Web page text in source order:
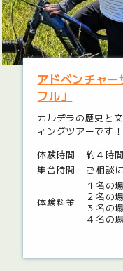
アドベンチャー
フル」
カルデラの歴史と
ィングツアーです！
体験時間
約４時間
集合時間
ご相談
体験料金
１名の
２名の
３名の
４名の